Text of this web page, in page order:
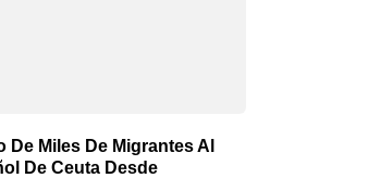
De Miles De Migrantes Al
De Ceuta Desde